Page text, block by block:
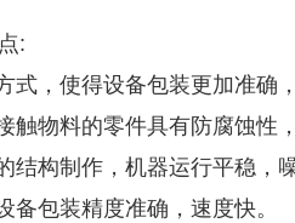
:
式，使得设备包装更加准确
触物料的零件具有防腐蚀性
结构制作，机器运行平稳，噪
包装精度准确，速度快。